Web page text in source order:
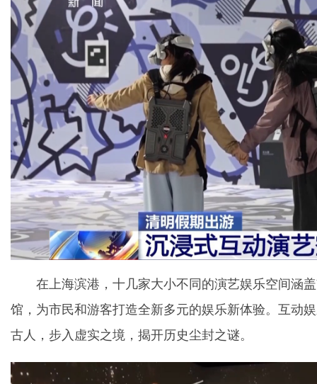
在上海滨港，十几家大小不同的演艺娱乐空间涵
馆，为市民和游客打造全新多元的娱乐新体验。互动
古人，步入虚实之境，揭开历史尘封之谜。